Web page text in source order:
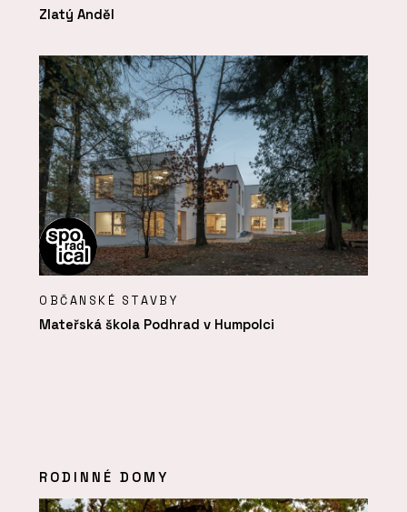
Zlatý Anděl
OBČANSKÉ STAVBY
Mateřská škola Podhrad v Humpolci
RODINNÉ DOMY